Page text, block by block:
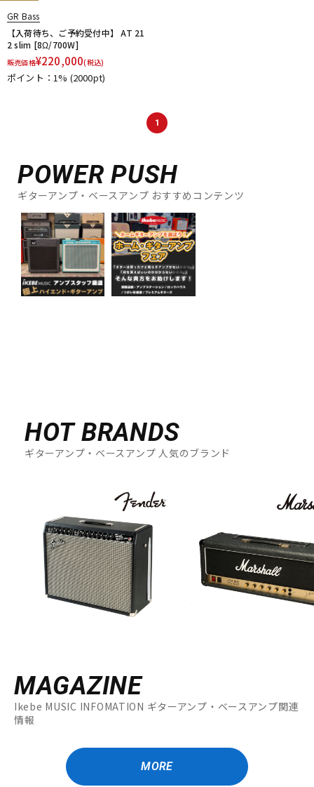
GR Bass
【入荷待ち、ご予約受付中】 AT 21
2 slim [8Ω/700W]
販売価格¥220,000(税込)
ポイント：1% (2000pt)
1
POWER PUSH
ギターアンプ・ベースアンプ おすすめコンテンツ
HOT BRANDS
ギターアンプ・ベースアンプ 人気のブランド
MAGAZINE
Ikebe MUSIC INFOMATION ギターアンプ・ベースアンプ関連
情報
MORE